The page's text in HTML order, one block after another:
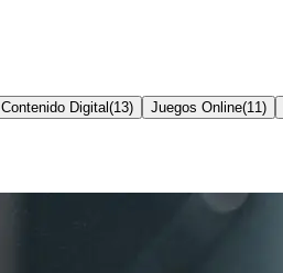
Contenido Digital (13) Juegos Online(11 )